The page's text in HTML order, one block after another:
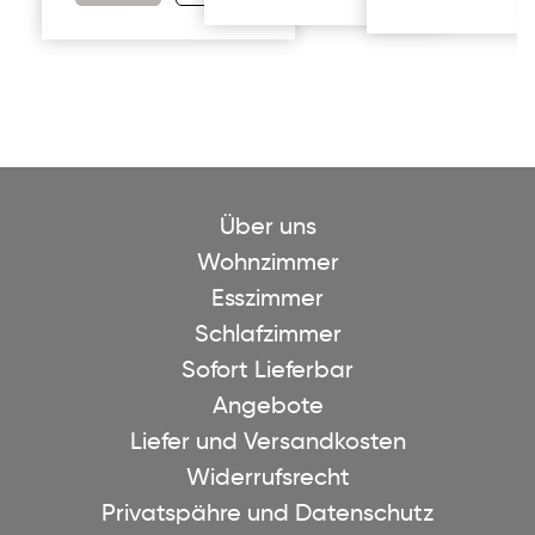
Über uns
Wohnzimmer
Esszimmer
Schlafzimmer
Sofort Lieferbar
Angebote
Liefer und Versandkosten
Widerrufsrecht
Privatspähre und Datenschutz